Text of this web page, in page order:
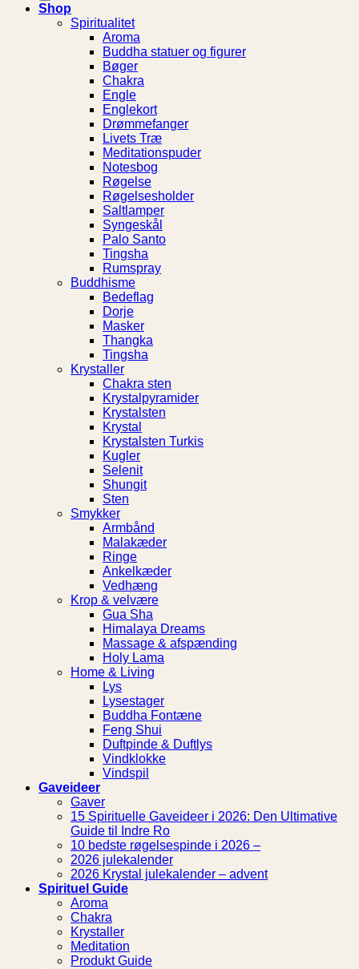
Shop
Spiritualitet
Aroma
Buddha statuer og figurer
Bøger
Chakra
Engle
Englekort
Drømmefanger
Livets Træ
Meditationspuder
Notesbog
Røgelse
Røgelsesholder
Saltlamper
Syngeskål
Palo Santo
Tingsha
Rumspray
Buddhisme
Bedeflag
Dorje
Masker
Thangka
Tingsha
Krystaller
Chakra sten
Krystalpyramider
Krystalsten
Krystal
Krystalsten Turkis
Kugler
Selenit
Shungit
Sten
Smykker
Armbånd
Malakæder
Ringe
Ankelkæder
Vedhæng
Krop & velvære
Gua Sha
Himalaya Dreams
Massage & afspænding
Holy Lama
Home & Living
Lys
Lysestager
Buddha Fontæne
Feng Shui
Duftpinde & Duftlys
Vindklokke
Vindspil
Gaveideer
Gaver
15 Spirituelle Gaveideer i 2026: Den Ultimative
Guide til Indre Ro
10 bedste røgelsespinde i 2026 –
2026 julekalender
2026 Krystal julekalender – advent
Spirituel Guide
Aroma
Chakra
Krystaller
Meditation
Produkt Guide